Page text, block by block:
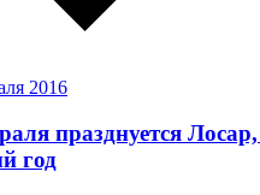
2016
празднуется
год